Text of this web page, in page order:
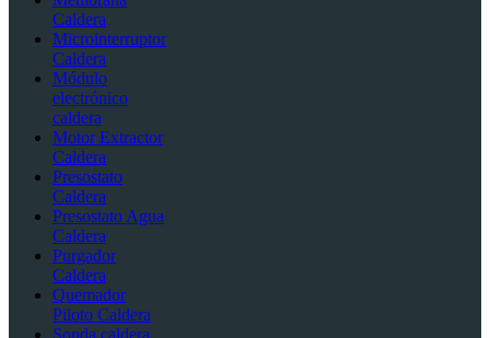
Caldera
Microinterruptor
Caldera
Módulo
electrónico
caldera
Motor Extractor
Caldera
Presostato
Caldera
Presostato Agua
Caldera
Purgador
Caldera
Quemador
Piloto Caldera